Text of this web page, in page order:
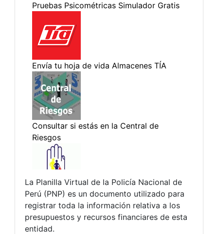
La Planilla Virtual de la Policía Nacional de
Perú (PNP) es un documento utilizado para
registrar toda la información relativa a los
presupuestos y recursos financiares de esta
entidad.